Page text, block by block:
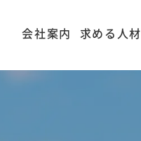
会社案内 求める人材